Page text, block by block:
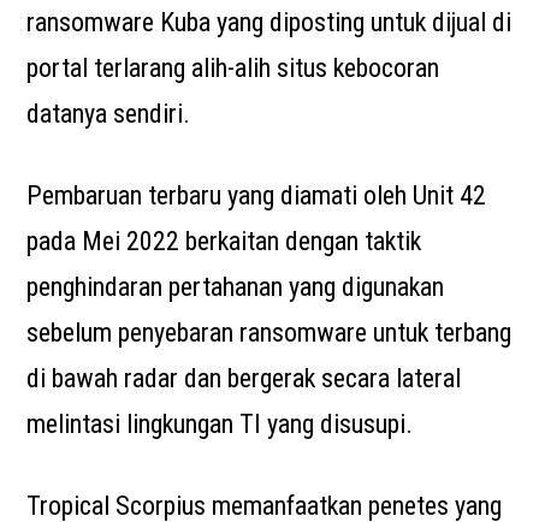
ransomware Kuba yang diposting untuk dijual di
portal terlarang alih-alih situs kebocoran
datanya sendiri.
Pembaruan terbaru yang diamati oleh Unit 42
pada Mei 2022 berkaitan dengan taktik
penghindaran pertahanan yang digunakan
sebelum penyebaran ransomware untuk terbang
di bawah radar dan bergerak secara lateral
melintasi lingkungan TI yang disusupi.
Tropical Scorpius memanfaatkan penetes yang